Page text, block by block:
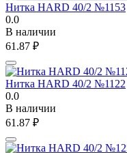
Нитка HARD 40/2 №1153
0.0
В наличии
61.87 ₽
Нитка HARD 40/2 №1122
0.0
В наличии
61.87 ₽